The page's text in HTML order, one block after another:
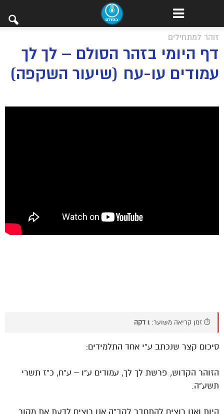
זוהר למתחילים
דף היומי בזהר הסולם – לך לך
עמודים עו-עח (שיעור השקפה)
⏱️ זמן קריאה משוער: 1 דקה
סיכום קצר שנכתב ע”י אחד התלמידים:
הזוהר הקדוש, פרשת לך לך, עמודים ע”ו – ע”ח, כ”ז תשרי
תשע”ה.
היות ואנו רוצים להתחבר לקב”ה אנו רוצים לדעת את מקור